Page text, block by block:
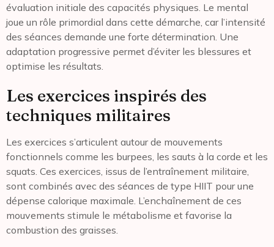
évaluation initiale des capacités physiques. Le mental
joue un rôle primordial dans cette démarche, car l’intensité
des séances demande une forte détermination. Une
adaptation progressive permet d’éviter les blessures et
optimise les résultats.
Les exercices inspirés des
techniques militaires
Les exercices s’articulent autour de mouvements
fonctionnels comme les burpees, les sauts à la corde et les
squats. Ces exercices, issus de l’entraînement militaire,
sont combinés avec des séances de type HIIT pour une
dépense calorique maximale. L’enchaînement de ces
mouvements stimule le métabolisme et favorise la
combustion des graisses.